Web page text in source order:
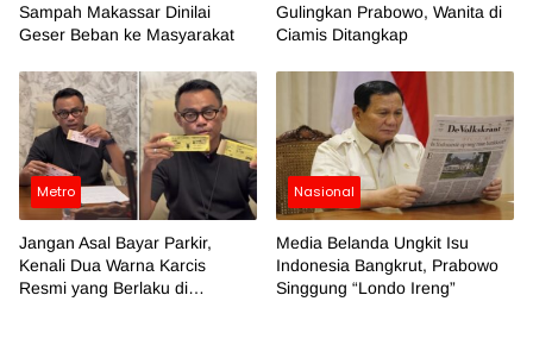
Sampah Makassar Dinilai
Geser Beban ke Masyarakat
Gulingkan Prabowo, Wanita di
Ciamis Ditangkap
Metro
Jangan Asal Bayar Parkir,
Kenali Dua Warna Karcis
Resmi yang Berlaku di
Nasional
Media Belanda Ungkit Isu
Indonesia Bangkrut, Prabowo
Singgung “Londo Ireng”